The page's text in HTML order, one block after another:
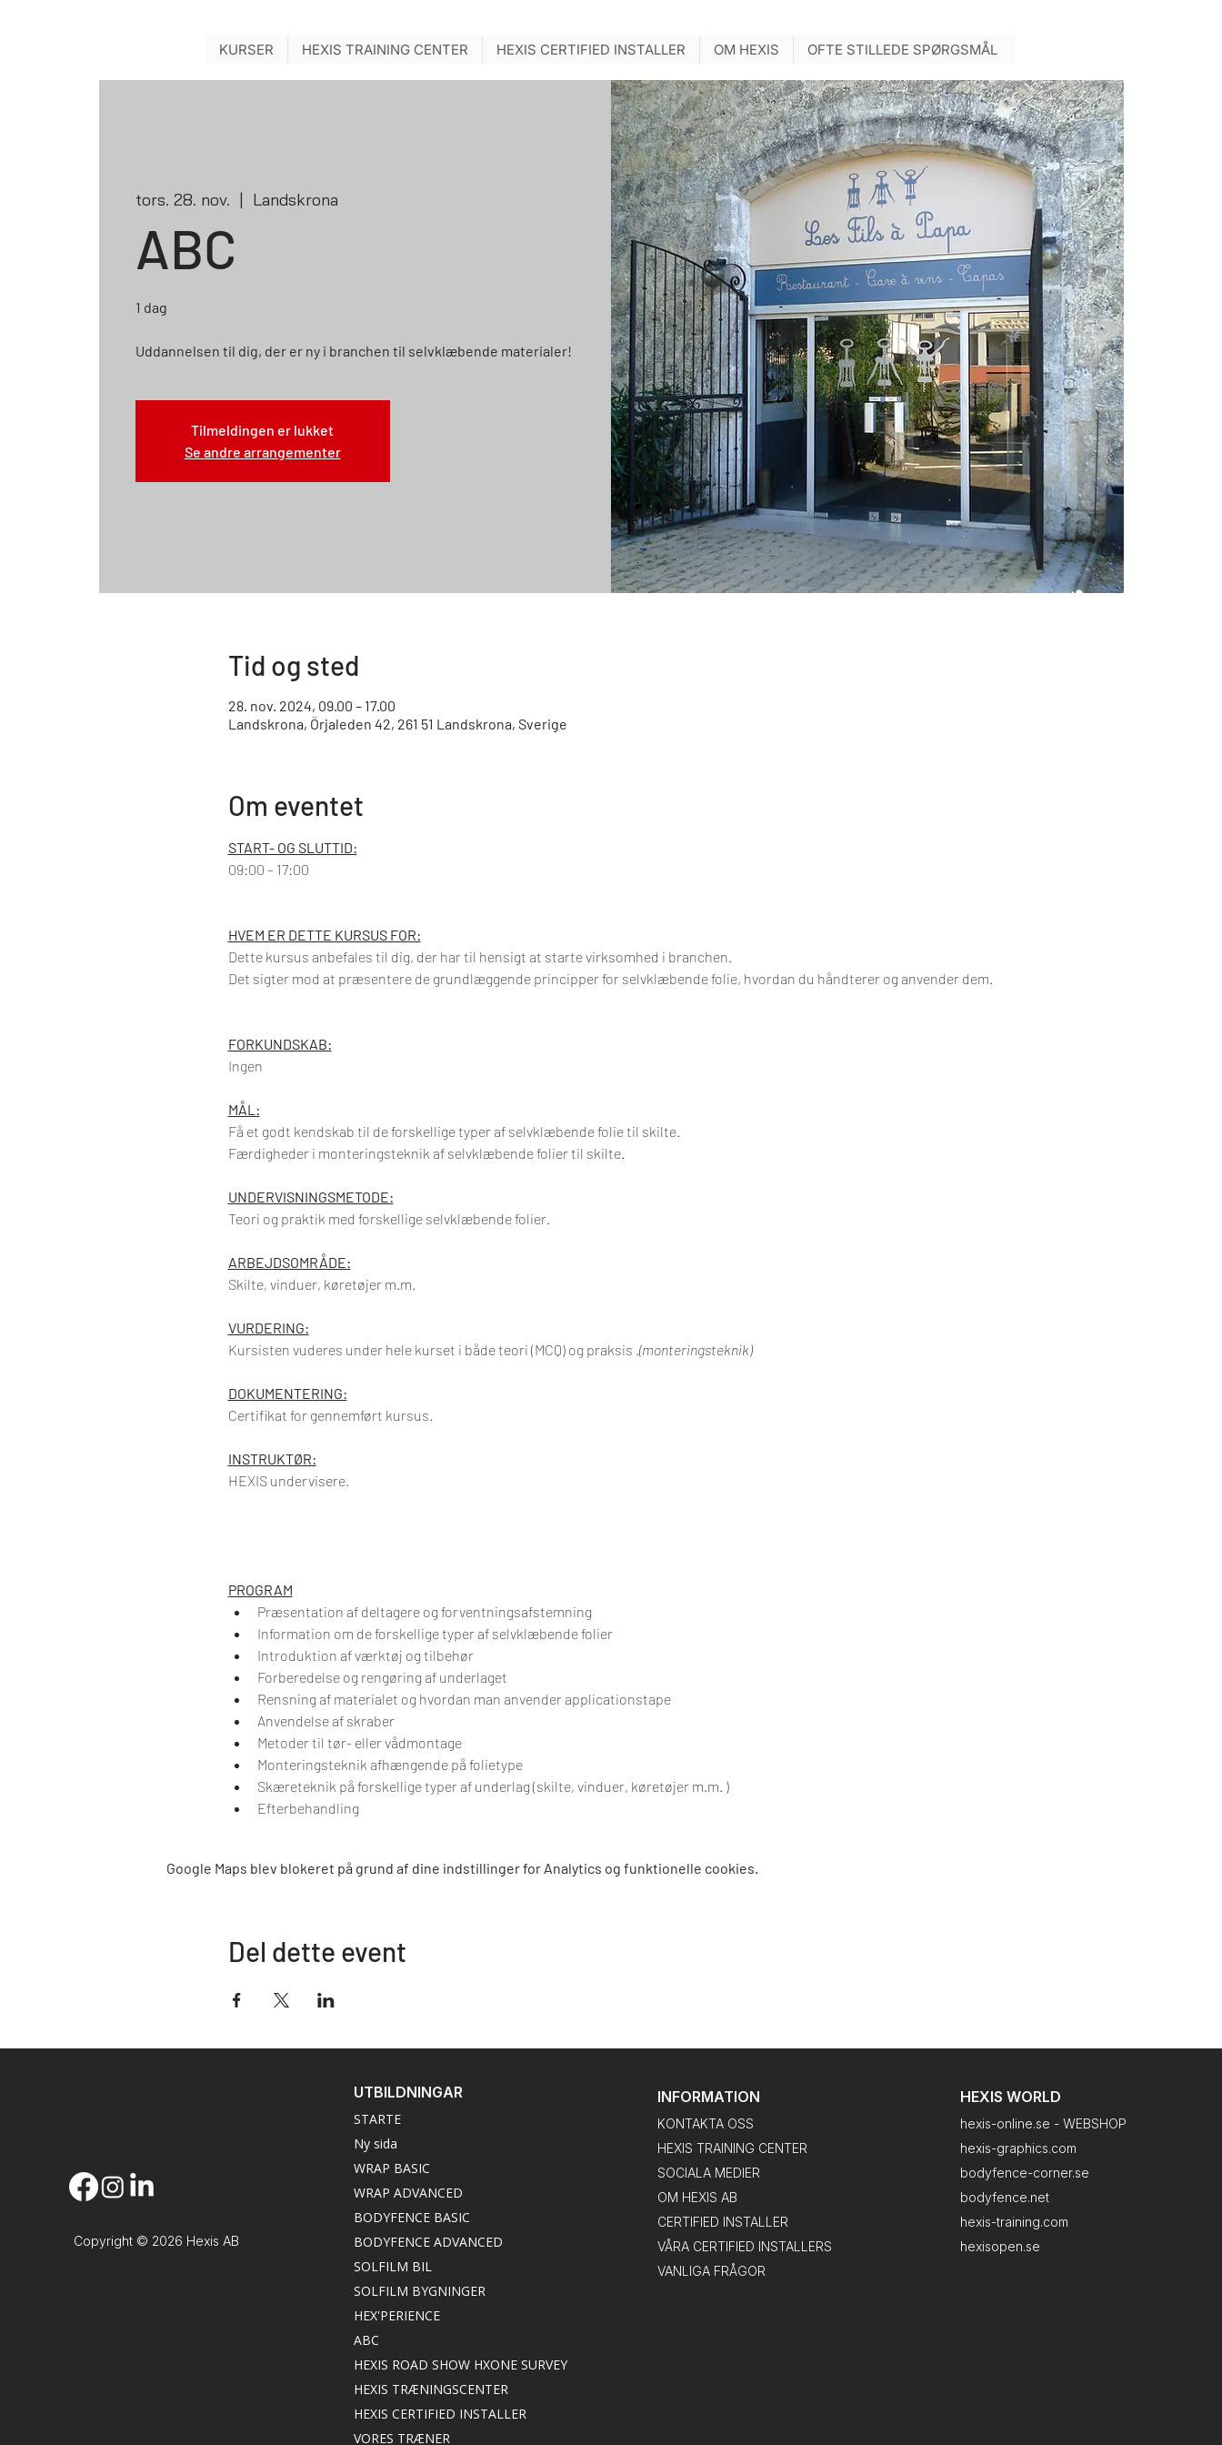
KURSER HEXIS TRAINING CENTER HEXIS CERTIFIED INSTALLER OM HEXIS OFTE STILLEDE SPØRGSMÅL
tors. 28. nov.
  |
Landskrona
ABC
1 dag
Uddannelsen til dig, der er ny i branchen til selvklæbende materialer!
Tilmeldingen er lukket
Se andre arrangementer
Tid og sted
28. nov. 2024, 09.00 – 17.00
Landskrona, Örjaleden 42, 261 51 Landskrona, Sverige
Om eventet
START- OG SLUTTID:
09:00 – 17:00
HVEM ER DETTE KURSUS FOR:
Dette kursus anbefales til dig, der har til hensigt at starte virksomhed i branchen.
Det sigter mod at præsentere de grundlæggende principper for selvklæbende folie, hvordan du håndterer og anvender dem.
​​FORKUNDSKAB:
Ingen
MÅL:
Få et godt kendskab til de forskellige typer af selvklæbende folie til skilte.
Færdigheder i monteringsteknik af selvklæbende folier til skilte.
UNDERVISNINGSMETODE:
Teori og praktik med forskellige selvklæbende folier.
ARBEJDSOMRÅDE:
Skilte, vinduer, køretøjer m.m.
VURDERING:
Kursisten vuderes under hele kurset i både teori (MCQ) og praksis (monteringsteknik)
DOKUMENTERING:
Certifikat for gennemført kursus.
INSTRUKTØR:
HEXIS undervisere.
PROGRAM
Præsentation af deltagere og forventningsafstemning
Information om de forskellige typer af selvklæbende folier
Introduktion af værktøj og tilbehør
Forberedelse og rengøring af underlaget
Rensning af materialet og hvordan man anvender applicationstape
Anvendelse af skraber
Metoder til tør- eller vådmontage
Monteringsteknik afhængende på folietype
Skæreteknik på forskellige typer af underlag (skilte, vinduer, køretøjer m.m. )
Efterbehandling
Google Maps blev blokeret på grund af dine indstillinger for Analytics og funktionelle cookies.
Del dette event
Copyright © 2026 Hexis AB
UTBILDNINGAR
STARTE
Ny sida
WRAP BASIC
WRAP ADVANCED
BODYFENCE BASIC
BODYFENCE ADVANCED
SOLFILM BIL
SOLFILM BYGNINGER
HEX'PERIENCE
ABC
HEXIS ROAD SHOW HXONE SURVEY
HEXIS TRÆNINGSCENTER
HEXIS CERTIFIED INSTALLER
VORES TRÆNER
INFORMATION
KONTAKTA OSS
HEXIS TRAINING CENTER
SOCIALA MEDIER
OM HEXIS AB
CERTIFIED INSTALLER
VÅRA CERTIFIED INSTALLERS
VANLIGA FRÅGOR
HEXIS WORLD
hexis-online.se - WEBSHOP
hexis-graphics.com
bodyfence-corner.se
bodyfence.net
hexis-training.com
hexisopen.se